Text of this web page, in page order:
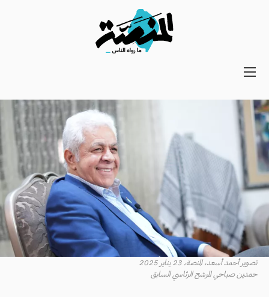
Main
Secondary
Navigation
تصوير أحمد أسعد، المنصة، 23 يناير 2025
حمدين صباحي المرشح الرئاسي السابق